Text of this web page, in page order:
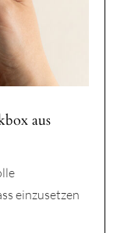
aus
einzusetzen